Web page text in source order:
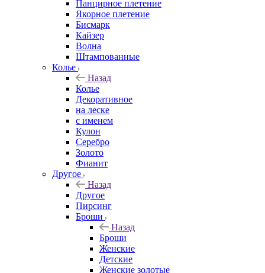
Панцирное плетение
Якорное плетение
Бисмарк
Кайзер
Волна
Штампованные
Колье
Назад
Колье
Декоративное
на леске
с именем
Кулон
Серебро
Золото
Фианит
Другое
Назад
Другое
Пирсинг
Броши
Назад
Броши
Женские
Детские
Женские золотые